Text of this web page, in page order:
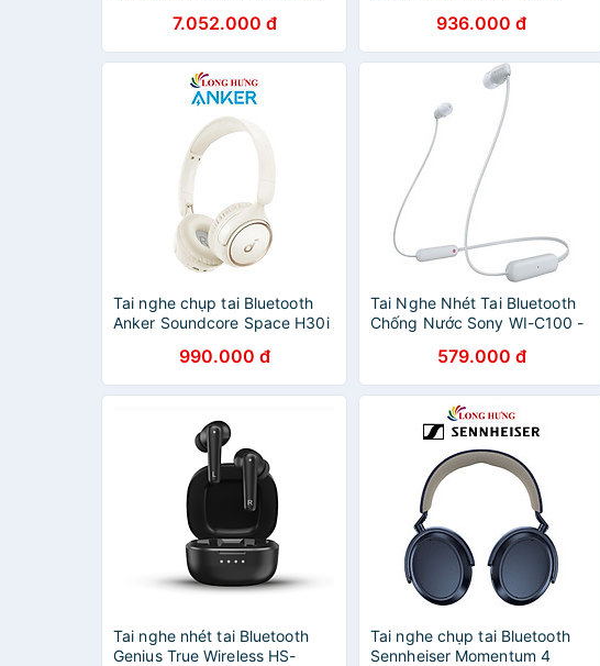
7.052.000 đ 936.000 đ
Tai nghe chụp tai Bluetooth
Anker Soundcore Space H30i
990.000 đ
Tai Nghe Nhét Tai Bluetooth
Chống Nước Sony WI-C100 -
579.000 đ
Tai nghe nhét tai Bluetooth
Genius True Wireless HS-
Tai nghe chụp tai Bluetooth
Sennheiser Momentum 4